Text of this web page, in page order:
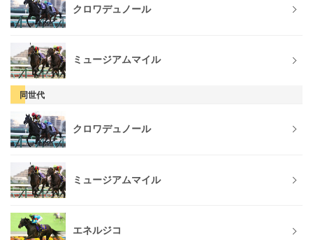
クロワデュノール
ミュージアムマイル
同世代
クロワデュノール
ミュージアムマイル
エネルジコ